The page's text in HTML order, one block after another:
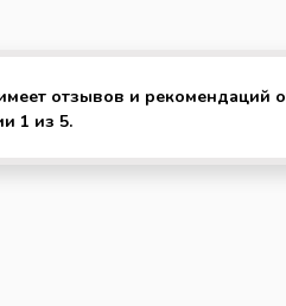
отзывов и рекомендаций
1 из 5.